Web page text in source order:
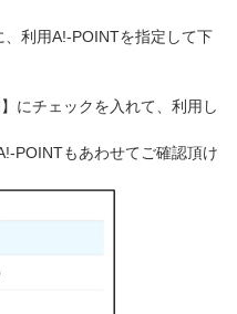
利用A!-POINTを指定して下
にチェックを入れて、利用し
POINTもあわせてご確認頂け